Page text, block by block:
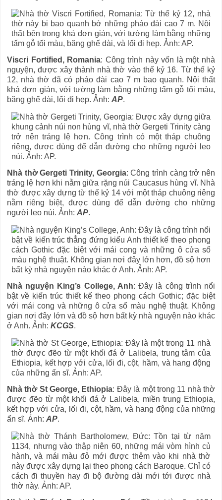
Viscri Fortified, Romania: Công trình này vốn là một nhà
nguyện, được xây thành nhà thờ vào thế kỷ 16. Từ thế kỷ
12, nhà thờ đã có pháo đài cao 7 m bao quanh. Nội thất
khá đơn giản, với tường làm bằng những tấm gỗ tối màu,
băng ghế dài, lối đi hẹp. Ảnh: AP.
Nhà thờ Gergeti Trinity, Georgia: Công trình càng trở nên
tráng lệ hơn khi nằm giữa rặng núi Caucasus hùng vĩ. Nhà
thờ được xây dựng từ thế kỷ 14 với một tháp chuông riêng
nằm riêng biệt, được dùng để dẫn đường cho những
người leo núi. Ảnh: AP.
Nhà nguyện King’s College, Anh: Đây là công trình nổi
bật về kiến trúc thiết kế theo phong cách Gothic; đặc biệt
với mái cong và những ô cửa sổ màu nghệ thuật. Không
gian nơi đây lớn và đồ sộ hơn bất kỳ nhà nguyện nào khác
ở Anh. Ảnh: KCGS.
Nhà thờ St George, Ethiopia: Đây là một trong 11 nhà thờ
được đẽo từ một khối đá ở Lalibela, miền trung Ethiopia,
kết hợp với cửa, lối đi, cột, hầm, và hang động của những
ẩn sĩ. Ảnh: AP.